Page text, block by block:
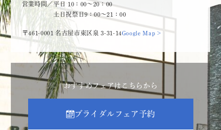
営業時間／平日 10：00～20：00
土日祝祭日9：00～21：00
〒461-0001 名古屋市東区泉 3-31-14Google Map >
おすすめフェアはこちらから
ブライダルフェア予約